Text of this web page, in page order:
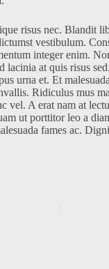
risus nec. Blandit
vestibulum.
integer enim.
lacinia at quis risus
urna et. Et
Ridiculus mus
vel. A erat nam at
ut porttitor leo a
fames ac.